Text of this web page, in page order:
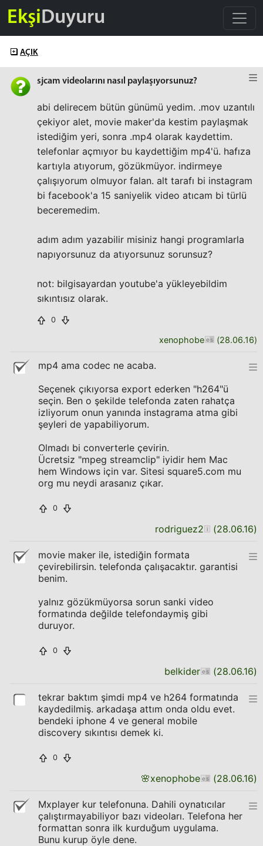
EkşiDuyuru
AÇIK
sjcam videolarını nasıl paylaşıyorsunuz?
abi delirecem bütün günümü yedim. .mov uzantılı
çekiyor alet, movie maker'da kestim paylaşmak
istediğim yeri, sonra .mp4 olarak kaydettim.
telefonlar açmıyor bu kaydettiğim mp4'ü. hafıza
kartıyla atıyorum, gözükmüyor. indirmeye
çalışıyorum olmuyor falan. alt tarafı bi instagram
bi facebook'a 15 saniyelik video atıcam bi türlü
beceremedim.
adım adım yazabilir misiniz hangi programlarla
napıyorsunuz da atıyorsunuz sorunsuz?
not: bilgisayardan youtube'a yükleyebildim
sıkıntısız olarak.
0
xenophobe (28.06.16)
mp4 ama codec ne acaba.
Seçenek çıkıyorsa export ederken "h264"ü
seçin. Ben o şekilde telefonda zaten rahatça
izliyorum onun yanında instagrama atma gibi
şeyleri de yapabiliyorum.
Olmadı bi converterle çevirin.
Ücretsiz "mpeg streamclip" iyidir hem Mac
hem Windows için var. Sitesi square5.com mu
org mu neydi arasanız çıkar.
0
rodriguez2 (28.06.16)
movie maker ile, istediğin formata
çevirebilirsin. telefonda çalışacaktır. garantisi
benim.
yalnız gözükmüyorsa sorun sanki video
formatında değilde telefondaymiş gibi
duruyor.
0
belkider (28.06.16)
tekrar baktım şimdi mp4 ve h264 formatında
kaydedilmiş. arkadaşa attım onda oldu evet.
bendeki iphone 4 ve general mobile
discovery sıkıntısı demek ki.
0
🌸xenophobe (28.06.16)
Mxplayer kur telefonuna. Dahili oynatıcılar
çalıştırmayabiliyor bazı videoları. Telefona her
formattan sonra ilk kurduğum uygulama.
Bunu kurup öyle dene.